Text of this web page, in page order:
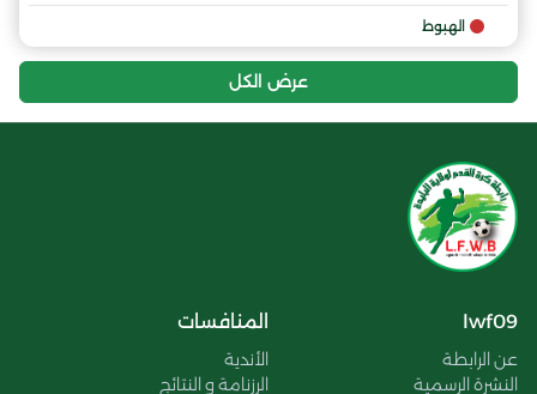
الهبوط
عرض الكل
lwf09
عن الرابطة
النشرة الرسمية
المنافسات
الأندية
الرزنامة و النتائج